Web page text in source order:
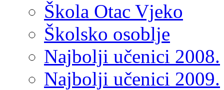
Škola Otac Vjeko
Školsko osoblje
Najbolji učenici 2008.
Najbolji učenici 2009.